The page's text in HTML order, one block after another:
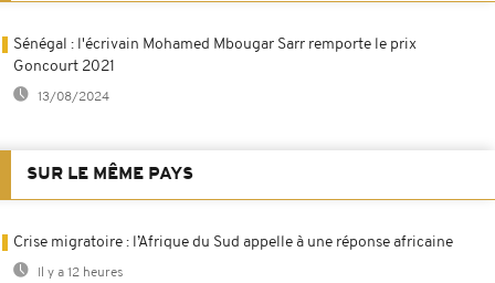
Sénégal : l'écrivain Mohamed Mbougar Sarr remporte le prix
Goncourt 2021
13/08/2024
SUR LE MÊME PAYS
Crise migratoire : l’Afrique du Sud appelle à une réponse africaine
Il y a 12 heures